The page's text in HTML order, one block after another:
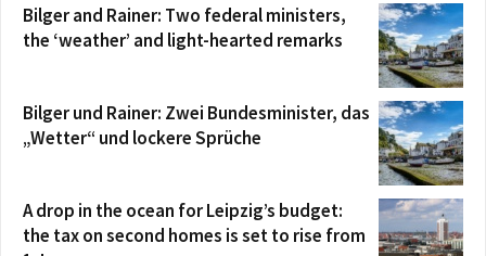
Bilger and Rainer: Two federal ministers,
the ‘weather’ and light-hearted remarks
Bilger und Rainer: Zwei Bundesminister, das
„Wetter“ und lockere Sprüche
A drop in the ocean for Leipzig’s budget:
the tax on second homes is set to rise from